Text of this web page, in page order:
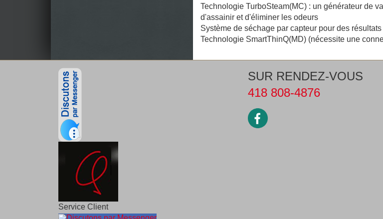
Technologie TurboSteam(MC) : un générateur de
d'assainir et d'éliminer les odeurs
Système de séchage par capteur pour des
Technologie SmartThinQ(MD) (nécessite une
Service Client
SUR RENDEZ-VOUS
418 808-4876